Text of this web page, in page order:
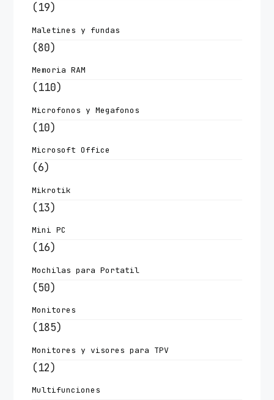
(19)
Maletines y fundas
(80)
Memoria RAM
(110)
Microfonos y Megafonos
(10)
Microsoft Office
(6)
Mikrotik
(13)
Mini PC
(16)
Mochilas para Portatil
(50)
Monitores
(185)
Monitores y visores para TPV
(12)
Multifunciones